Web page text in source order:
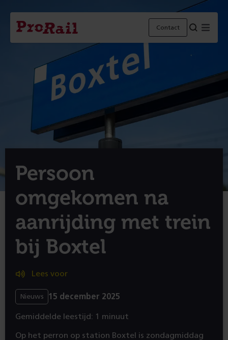
Navigatie
Homepage
ProRail
Contact
Persoon
omgekomen na
aanrijding met trein
bij Boxtel
Lees voor
Nieuws 15 december 2025
Gemiddelde leestijd: 1 minuut
Op het perron op station Boxtel is zondagmiddag